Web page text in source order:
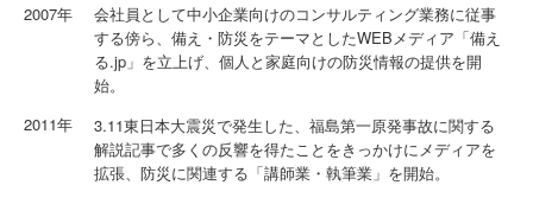
2007年
会社員として中小企業向けのコンサルティング業務に従事
する傍ら、備え・防災をテーマとしたWEBメディア「備え
る.jp」を立上げ、個人と家庭向けの防災情報の提供を開
始。
2011年
3.11東日本大震災で発生した、福島第一原発事故に関する
解説記事で多くの反響を得たことをきっかけにメディアを
拡張、防災に関連する「講師業・執筆業」を開始。